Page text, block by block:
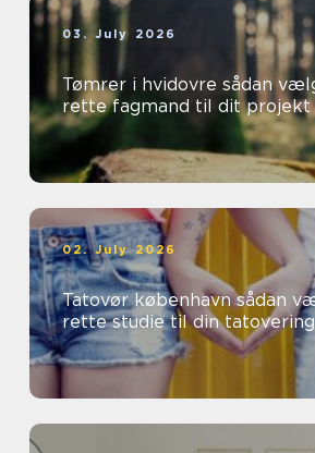
03. July 2026
Tømrer i hvidovre sådan vælger du den
rette fagmand til dit projekt
02. July 2026
Tatovør københavn sådan vælger du det
rette studie til din tatovering